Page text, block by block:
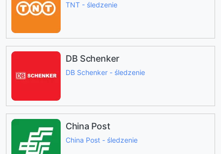
TNT - śledzenie
DB Schenker
DB Schenker - śledzenie
China Post
China Post - śledzenie